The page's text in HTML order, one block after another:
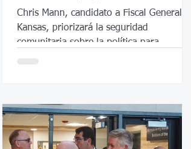
Chris Mann, candidato a Fiscal General de
Kansas, priorizará la seguridad
comunitaria sobre la política para